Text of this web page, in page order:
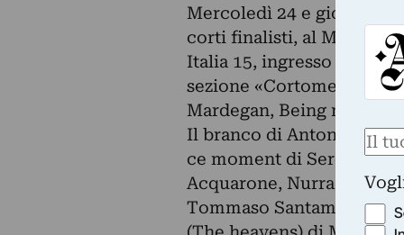
Mercoledì 24 e giovedì
corti finalisti, al
Italia 15, ingresso con
sezione «Cortometraggi»
Mardegan, Being my
Il branco di Antonio
ce moment di Serena
Acquarone, Nurradin di
Tommaso